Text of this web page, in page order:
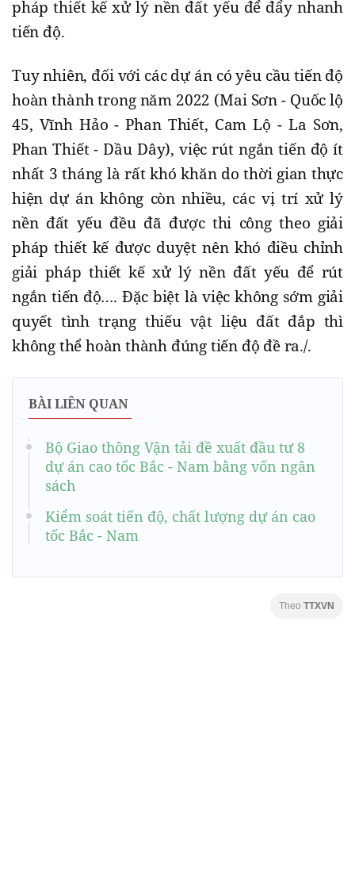
pháp thiết kế xử lý nền đất yếu để đẩy nhanh
tiến độ.
Tuy nhiên, đối với các dự án có yêu cầu tiến độ
hoàn thành trong năm 2022 (Mai Sơn - Quốc lộ
45, Vĩnh Hảo - Phan Thiết, Cam Lộ - La Sơn,
Phan Thiết - Dầu Dây), việc rút ngắn tiến độ ít
nhất 3 tháng là rất khó khăn do thời gian thực
hiện dự án không còn nhiều, các vị trí xử lý
nền đất yếu đều đã được thi công theo giải
pháp thiết kế được duyệt nên khó điều chỉnh
giải pháp thiết kế xử lý nền đất yếu để rút
ngắn tiến độ…. Đặc biệt là việc không sớm giải
quyết tình trạng thiếu vật liệu đất đắp thì
không thể hoàn thành đúng tiến độ đề ra./.
BÀI LIÊN QUAN
Bộ Giao thông Vận tải đề xuất đầu tư 8
dự án cao tốc Bắc - Nam bằng vốn ngân
sách
Kiểm soát tiến độ, chất lượng dự án cao
tốc Bắc - Nam
Theo TTXVN